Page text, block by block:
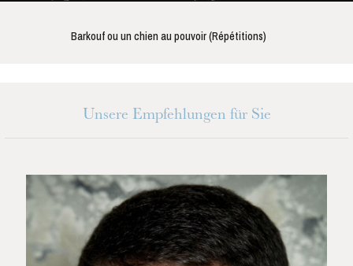
Barkouf ou un chien au pouvoir (Répétitions)
Unsere Empfehlungen für Sie